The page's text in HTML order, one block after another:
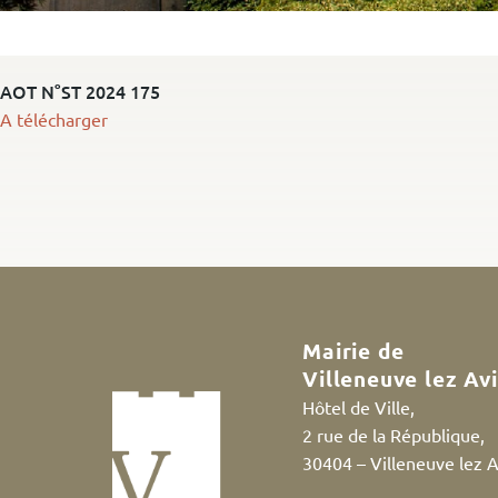
AOT N°ST 2024 175
A télécharger
Mairie de
Villeneuve lez
Hôtel de Ville,
2 rue de la République,
30404 – Villeneuve lez